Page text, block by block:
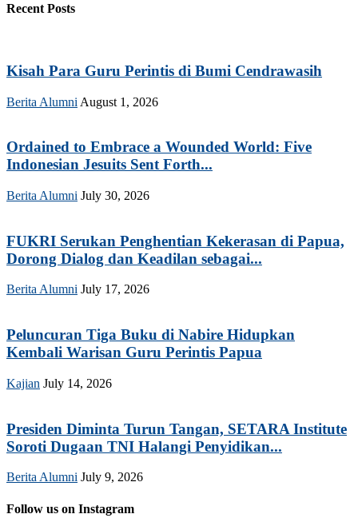
Recent Posts
Kisah Para Guru Perintis di Bumi Cendrawasih
Berita Alumni August 1, 2026
Ordained to Embrace a Wounded World: Five
Indonesian Jesuits Sent Forth...
Berita Alumni July 30, 2026
FUKRI Serukan Penghentian Kekerasan di Papua,
Dorong Dialog dan Keadilan sebagai...
Berita Alumni July 17, 2026
Peluncuran Tiga Buku di Nabire Hidupkan
Kembali Warisan Guru Perintis Papua
Kajian July 14, 2026
Presiden Diminta Turun Tangan, SETARA Institute
Soroti Dugaan TNI Halangi Penyidikan...
Berita Alumni July 9, 2026
Follow us on Instagram